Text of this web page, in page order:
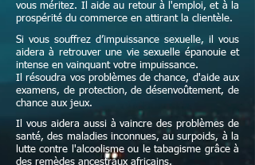
vous méritez. Il aide au retour à l'emploi, et à la
prospérité du commerce en attirant la clientèle.
Si vous souffrez d’impuissance sexuelle, il vous
aidera à retrouver une vie sexuelle épanouie et
intense en vainquant votre impuissance.
Il résoudra vos problèmes de chance, d'aide aux
examens, de protection, de désenvoûtement, de
chance aux jeux.
Il vous aidera aussi à vaincre des problèmes de
santé, des maladies inconnues, au surpoids, à la
lutte contre l'alcoolisme ou le tabagisme grâce à
des remèdes ancestraux africains.